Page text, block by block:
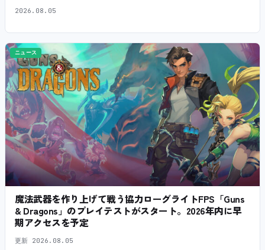
2026.08.05
ニュース
魔法武器を作り上げて戦う協力ローグライトFPS「Guns
& Dragons」のプレイテストがスタート。2026年内に早
期アクセスを予定
更新 2026.08.05